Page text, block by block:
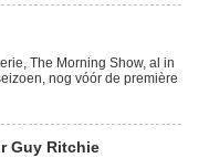
The Morning Show, al in
nog vóór de première
Guy Ritchie